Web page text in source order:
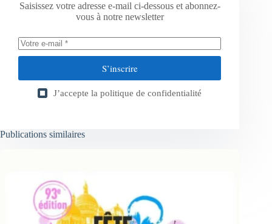
Saisissez votre adresse e-mail ci-dessous et abonnez-
vous à notre newsletter
S’inscrire
J’accepte la politique de confidentialité
Publications similaires